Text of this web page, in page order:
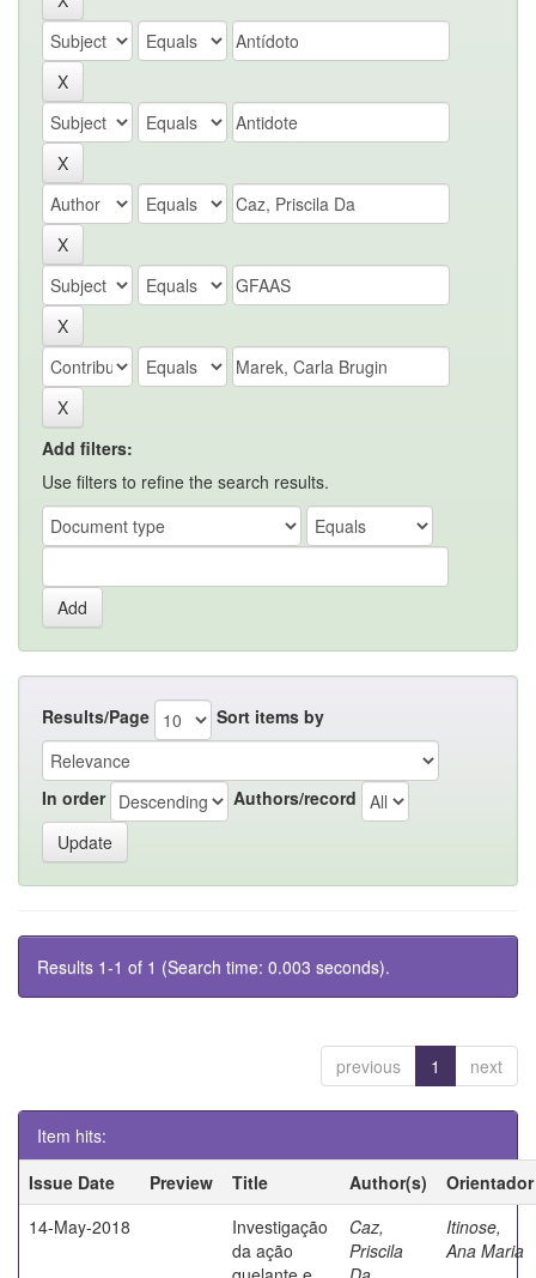
Add filters:
Use filters to refine the search results.
Results/Page Sort items by
In order Authors/record
Results 1-1 of 1 (Search time: 0.003 seconds).
previous 1 next
Item hits:
Issue Date
Preview Title Author(s)
Orientador
14-May-2018
Investigação
da ação
Caz,
Priscila
Itinose,
Ana Maria